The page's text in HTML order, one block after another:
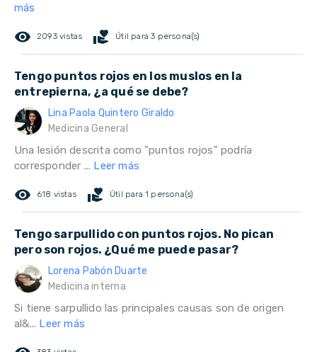
más
remove_red_eye 2093 vistas volunteer_activism Útil para 3 persona(s)
Tengo puntos rojos en los muslos en la
entrepierna, ¿a qué se debe?
Lina Paola Quintero Giraldo
Medicina General
Una lesión descrita como "puntos rojos" podría
corresponder ... Leer más
remove_red_eye 618 vistas volunteer_activism Útil para 1 persona(s)
Tengo sarpullido con puntos rojos. No pican
pero son rojos. ¿Qué me puede pasar?
Lorena Pabón Duarte
Medicina interna
Si tiene sarpullido las principales causas son de origen
al&... Leer más